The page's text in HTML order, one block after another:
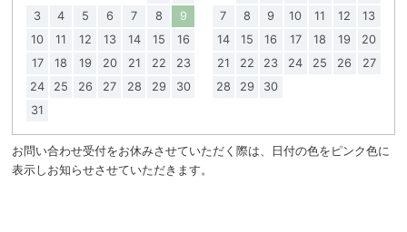
3
4 5 6 7 8
9
10
11 12 13 14 15
16
17
18 19 20 21 22
23
24
25 26 27 28 29
30
31
7
8 9 10 11 12
13
14
15 16 17 18 19
20
21
22 23 24 25 26
27
28
29 30
お問い合わせ受付をお休みさせていただく際は、日付の色をピンク色に
表示しお知らせさせていただきます。